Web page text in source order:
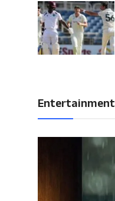
Entertainment